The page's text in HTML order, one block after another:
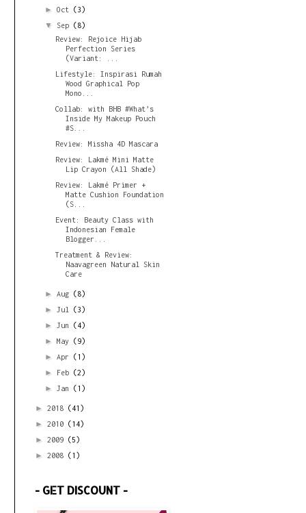
►Oct (3)
▼ Sep (8)
Review: Rejoice Hijab
Perfection Series
(Variant: ...
Lifestyle: Inspirasi Rumah
Wood Graphical Pop
Mono...
Collab: with BHB #What’s
Inside My Makeup Pouch
#S...
Review: Missha 4D Mascara
Review: Lakmé Mini Matte
Lip Crayon (All Shade)
Review: Lakmé Primer +
Matte Cushion Foundation
(S...
Event: Beauty Class with
Indonesian Female
Blogger...
Treatment & Review:
Naavagreen Natural Skin
Care
►Aug (8)
►Jul (3)
►Jun (4)
►May (9)
►Apr (1)
► Feb (2)
►Jan (1)
► 2018 (41)
► 2010 (14)
► 2009 (5)
► 2008 (1)
- GET DISCOUNT -